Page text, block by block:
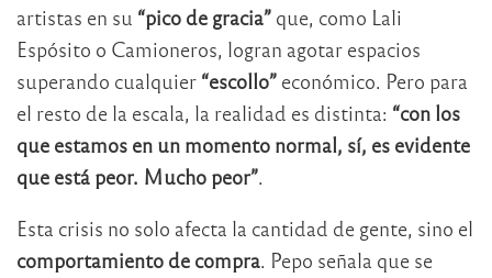
artistas en su “pico de gracia” que, como Lali
Espósito o Camioneros, logran agotar espacios
superando cualquier “escollo” económico. Pero para
el resto de la escala, la realidad es distinta: “con los
que estamos en un momento normal, sí, es evidente
que está peor. Mucho peor”.
Esta crisis no solo afecta la cantidad de gente, sino el
comportamiento de compra. Pepo señala que se